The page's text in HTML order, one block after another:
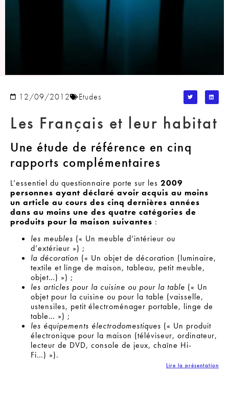
12/09/2012 Etudes
Les Français et leur habitat
Une étude de référence en cinq
rapports complémentaires
L’essentiel du questionnaire porte sur les 2009
personnes ayant déclaré avoir acquis au moins
un article au cours des cinq dernières années
dans au moins une des quatre catégories de
produits pour la maison suivantes :
les meubles (« Un meuble d’intérieur ou
d’extérieur ») ;
la décoration (« Un objet de décoration (luminaire,
textile et linge de maison, tableau, petit meuble,
objet…) ») ;
les articles pour la cuisine ou pour la table (« Un
objet pour la cuisine ou pour la table (vaisselle,
ustensiles, petit électroménager portable, linge de
table… ») ;
les équipements électrodomestiques (« Un produit
électronique pour la maison (téléviseur, ordinateur,
lecteur de DVD, console de jeux, chaîne Hi-
Fi…) »).
Lire la présentation